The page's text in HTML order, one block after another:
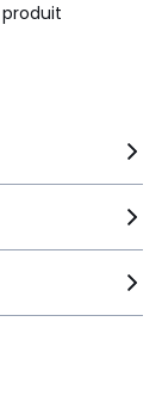
ce produit